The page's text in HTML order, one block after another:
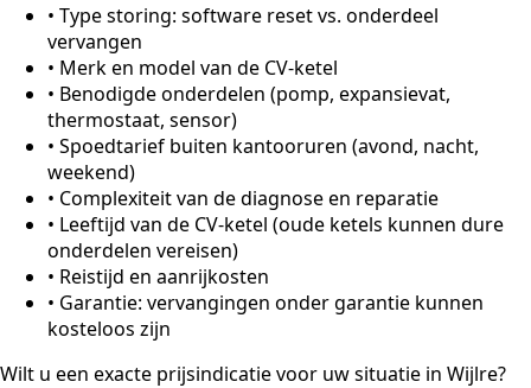
• Type storing: software reset vs. onderdeel
vervangen
• Merk en model van de CV-ketel
• Benodigde onderdelen (pomp, expansievat,
thermostaat, sensor)
• Spoedtarief buiten kantooruren (avond, nacht,
weekend)
• Complexiteit van de diagnose en reparatie
• Leeftijd van de CV-ketel (oude ketels kunnen dure
onderdelen vereisen)
• Reistijd en aanrijkosten
• Garantie: vervangingen onder garantie kunnen
kosteloos zijn
Wilt u een exacte prijsindicatie voor uw situatie in Wijlre?